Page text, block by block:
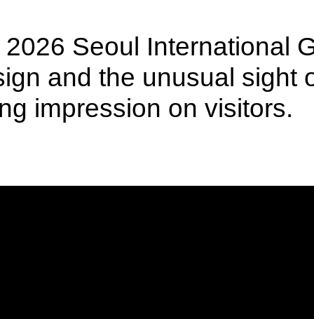
Seoul International
and the unusual sight
impression on visitors.